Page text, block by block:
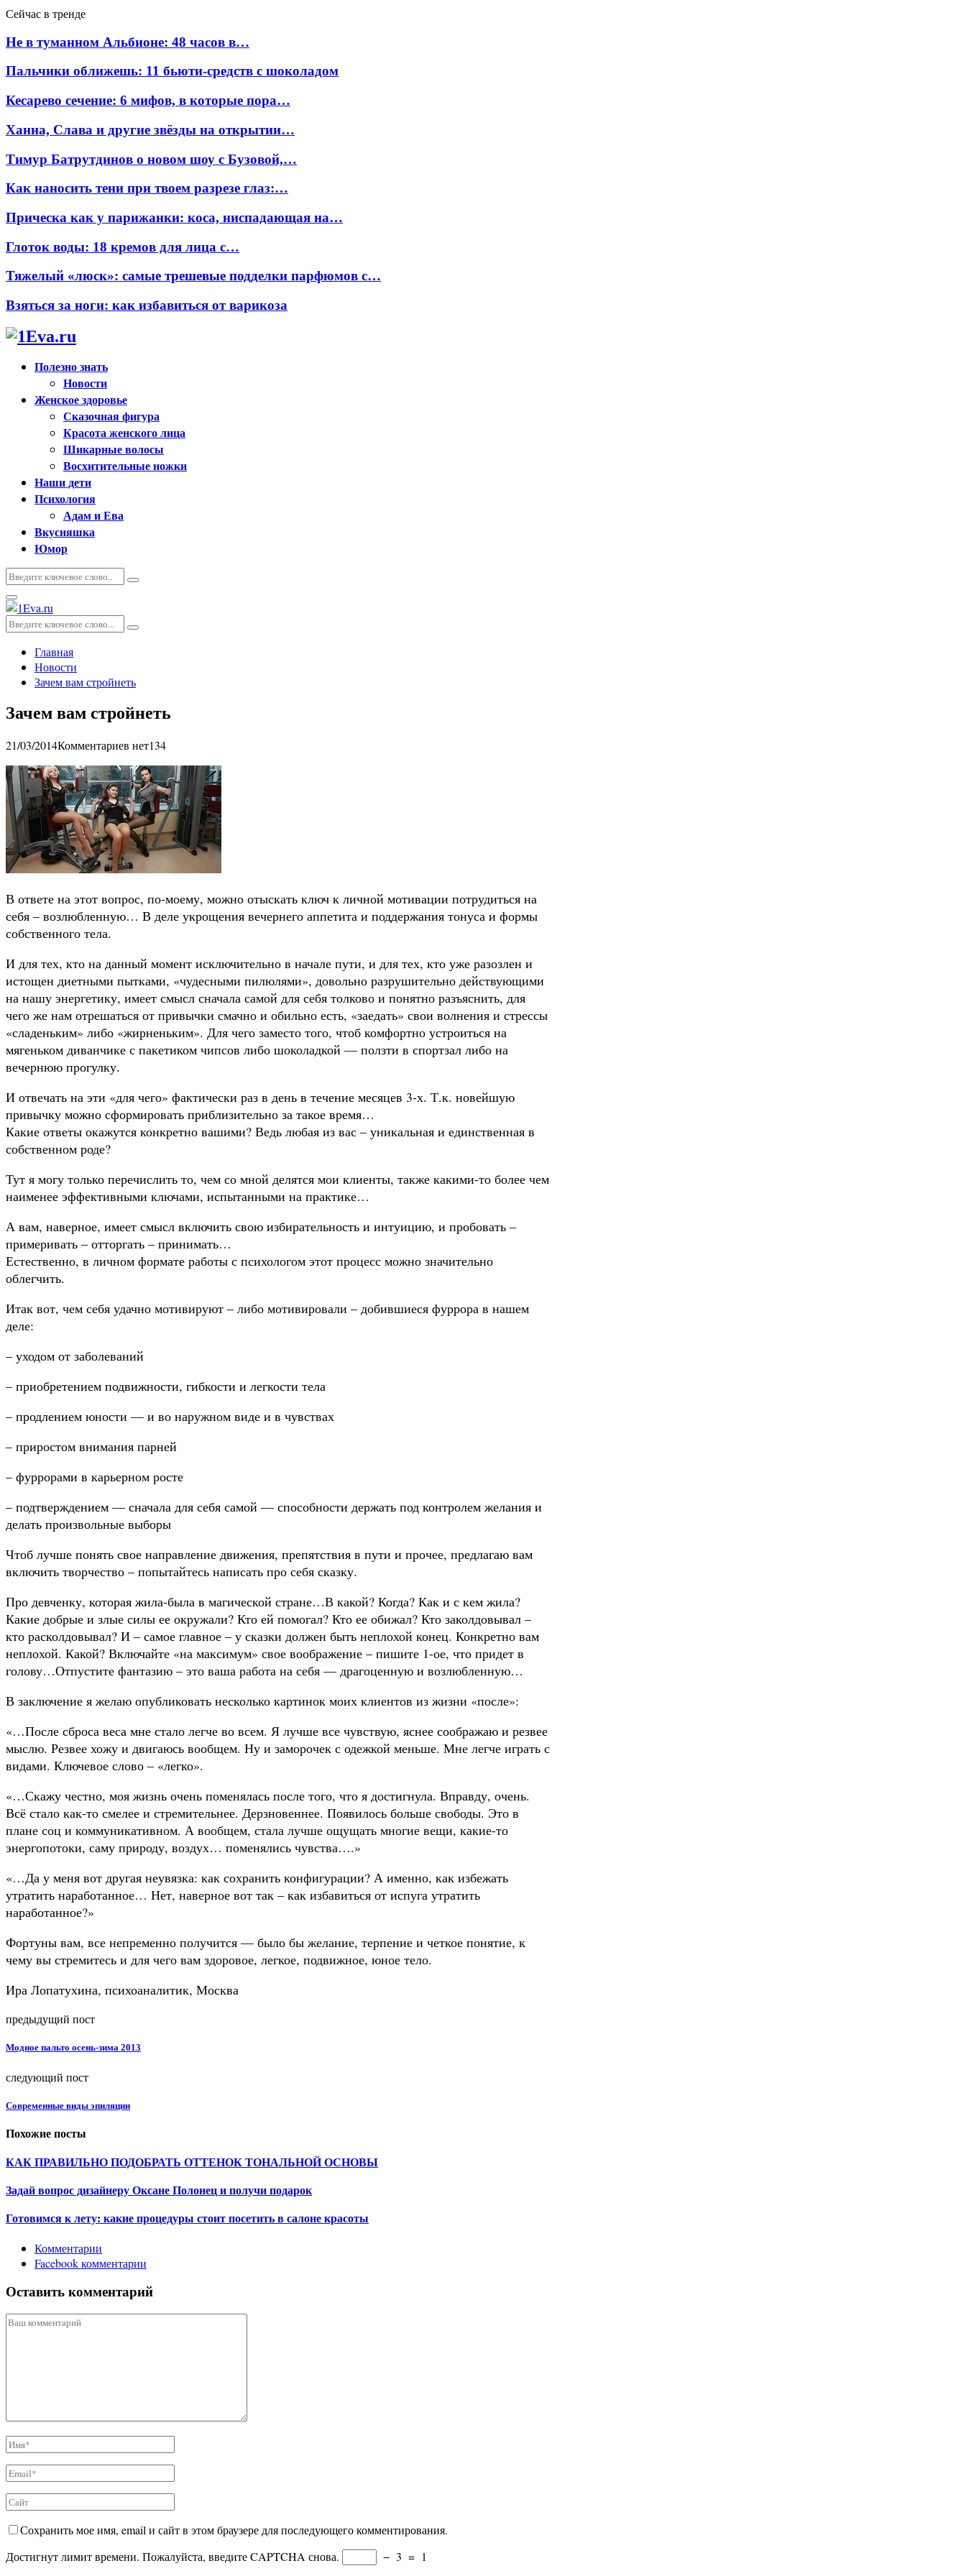
Сейчас в тренде
Не в туманном Альбионе: 48 часов в…
Пальчики оближешь: 11 бьюти-средств с шоколадом
Кесарево сечение: 6 мифов, в которые пора…
Ханна, Слава и другие звёзды на открытии…
Тимур Батрутдинов о новом шоу с Бузовой,…
Как наносить тени при твоем разрезе глаз:…
Прическа как у парижанки: коса, ниспадающая на…
Глоток воды: 18 кремов для лица с…
Тяжелый «люск»: самые трешевые подделки парфюмов с…
Взяться за ноги: как избавиться от варикоза
Полезно знать
Новости
Женское здоровье
Сказочная фигура
Красота женского лица
Шикарные волосы
Восхитительные ножки
Наши дети
Психология
Адам и Ева
Вкусняшка
Юмор
Искать:
Поиск
Основное
меню
Искать:
Поиск
Главная
Новости
Зачем вам стройнеть
Зачем вам стройнеть
21/03/2014Комментариев нет134
В ответе на этот вопрос, по-моему, можно отыскать ключ к личной мотивации потрудиться на
себя – возлюбленную… В деле укрощения вечернего аппетита и поддержания тонуса и формы
собственного тела.
И для тех, кто на данный момент исключительно в начале пути, и для тех, кто уже разозлен и
истощен диетными пытками, «чудесными пилюлями», довольно разрушительно действующими
на нашу энергетику, имеет смысл сначала самой для себя толково и понятно разъяснить, для
чего же нам отрешаться от привычки смачно и обильно есть, «заедать» свои волнения и стрессы
«сладеньким» либо «жирненьким». Для чего заместо того, чтоб комфортно устроиться на
мягеньком диванчике с пакетиком чипсов либо шоколадкой — ползти в спортзал либо на
вечернюю прогулку.
И отвечать на эти «для чего» фактически раз в день в течение месяцев 3-х. Т.к. новейшую
привычку можно сформировать приблизительно за такое время…
Какие ответы окажутся конкретно вашими? Ведь любая из вас – уникальная и единственная в
собственном роде?
Тут я могу только перечислить то, чем со мной делятся мои клиенты, также какими-то более чем
наименее эффективными ключами, испытанными на практике…
А вам, наверное, имеет смысл включить свою избирательность и интуицию, и пробовать –
примеривать – отторгать – принимать…
Естественно, в личном формате работы с психологом этот процесс можно значительно
облегчить.
Итак вот, чем себя удачно мотивируют – либо мотивировали – добившиеся фуррора в нашем
деле:
– уходом от заболеваний
– приобретением подвижности, гибкости и легкости тела
– продлением юности — и во наружном виде и в чувствах
– приростом внимания парней
– фуррорами в карьерном росте
– подтверждением — сначала для себя самой — способности держать под контролем желания и
делать произвольные выборы
Чтоб лучше понять свое направление движения, препятствия в пути и прочее, предлагаю вам
включить творчество – попытайтесь написать про себя сказку.
Про девченку, которая жила-была в магической стране…В какой? Когда? Как и с кем жила?
Какие добрые и злые силы ее окружали? Кто ей помогал? Кто ее обижал? Кто заколдовывал –
кто расколдовывал? И – самое главное – у сказки должен быть неплохой конец. Конкретно вам
неплохой. Какой? Включайте «на максимум» свое воображение – пишите 1-ое, что придет в
голову…Отпустите фантазию – это ваша работа на себя — драгоценную и возлюбленную…
В заключение я желаю опубликовать несколько картинок моих клиентов из жизни «после»:
«…После сброса веса мне стало легче во всем. Я лучше все чувствую, яснее соображаю и резвее
мыслю. Резвее хожу и двигаюсь вообщем. Ну и заморочек с одежкой меньше. Мне легче играть с
видами. Ключевое слово – «легко».
«…Скажу честно, моя жизнь очень поменялась после того, что я достигнула. Вправду, очень.
Всё стало как-то смелее и стремительнее. Дерзновеннее. Появилось больше свободы. Это в
плане соц и коммуникативном. А вообщем, стала лучше ощущать многие вещи, какие-то
энергопотоки, саму природу, воздух… поменялись чувства….»
«…Да у меня вот другая неувязка: как сохранить конфигурации? А именно, как избежать
утратить наработанное… Нет, наверное вот так – как избавиться от испуга утратить
наработанное?»
Фортуны вам, все непременно получится — было бы желание, терпение и четкое понятие, к
чему вы стремитесь и для чего вам здоровое, легкое, подвижное, юное тело.
Ира Лопатухина, психоаналитик, Москва
предыдущий пост
Модное пальто осень-зима 2013
следующий пост
Современные виды эпиляции
Похожие посты
КАК ПРАВИЛЬНО ПОДОБРАТЬ ОТТЕНОК ТОНАЛЬНОЙ ОСНОВЫ
Задай вопрос дизайнеру Оксане Полонец и получи подарок
Готовимся к лету: какие процедуры стоит посетить в салоне красоты
Комментарии
Facebook комментарии
Оставить комментарий
Сохранить мое имя, email и сайт в этом браузере для последующего комментирования.
Достигнут лимит времени. Пожалуйста, введите CAPTCHA снова.
− 3 = 1